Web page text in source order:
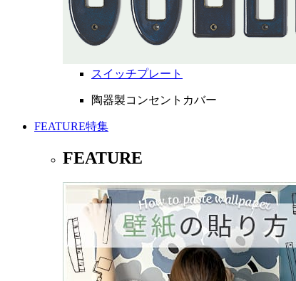
スイッチプレート
陶器製コンセントカバー
FEATURE特集
FEATURE